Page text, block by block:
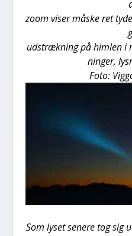
zoom viser måske ret
udstræk­ning på him­len i
nin­ger,
Foto:
Som lyset sene­re tog sig